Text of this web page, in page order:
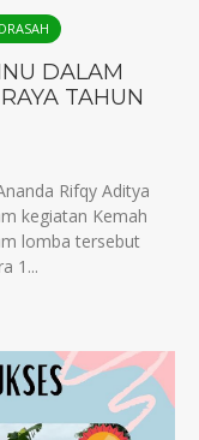
DALAM
TAHUN
Rifqy Aditya
kegiatan Kemah
lomba tersebut
1...